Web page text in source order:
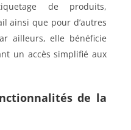
de produits,
ainsi que pour d’autres
ailleurs, elle bénéficie
un accès simplifié aux
de la